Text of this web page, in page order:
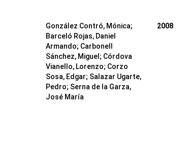
González Contró, Mónica;
Barceló Rojas, Daniel
Armando; Carbonell
Sánchez, Miguel ; Córdova
Vianello, Lorenzo; Corzo
Sosa, Edgar; Salazar Ugarte,
Pedro; Serna de la Garza,
José María
2008